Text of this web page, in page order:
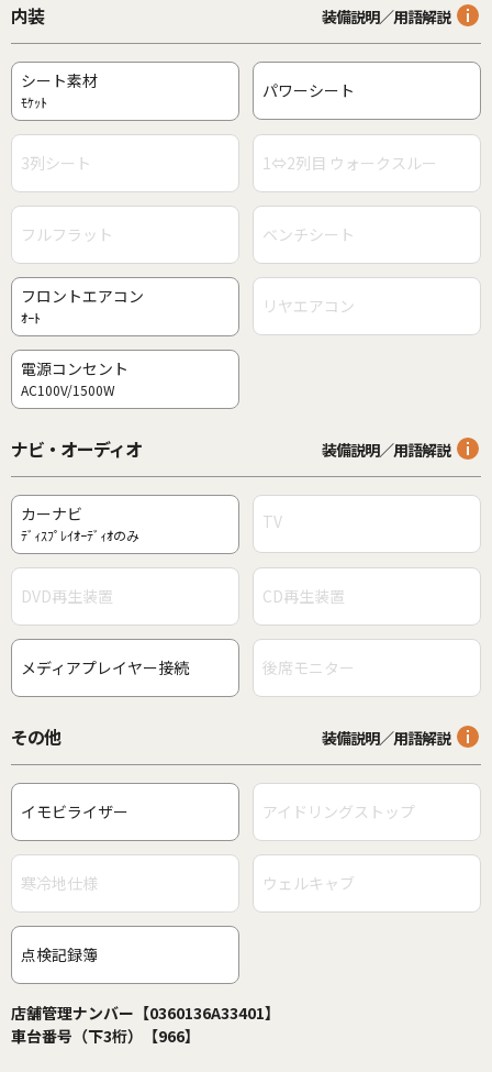
内装 装備説明／用語解説
シート素材
ﾓｹｯﾄ パワーシート
3列シート 1⇔2列目 ウォークスルー
フルフラット ベンチシート
フロントエアコン
ｵｰﾄ リヤエアコン
電源コンセント
AC100V/1500W
ナビ・オーディオ 装備説明／用語解説
カーナビ
ﾃﾞｨｽﾌﾟﾚｲｵｰﾃﾞｨｵのみ
TV
DVD再生装置 CD再生装置
メディアプレイヤー接続 後席モニター
その他 装備説明／用語解説
イモビライザー アイドリングストップ
寒冷地仕様 ウェルキャブ
点検記録簿
店舗管理ナンバー【0360136A33401】
車台番号（下3桁）【966】